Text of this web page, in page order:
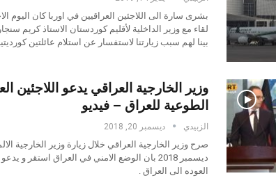
لقاء مع وزير الداخلية لأقليم كوردستان الاستاذ كريم
بينا لهم سبب زيارتنا لاستفسار عن استلام عائلتين
وزير الخارجية العراقي يدعو اللاجئين
الطوعية للعراق – فيديو
الزبيدي ديسمبر 20, 2018
ديسمبر 2018 بان الوضع الامني في العراق استقر و
العوده الى العراق .